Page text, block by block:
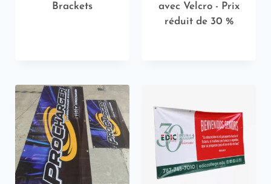
Brackets
avec Velcro - Prix
réduit de 30 %